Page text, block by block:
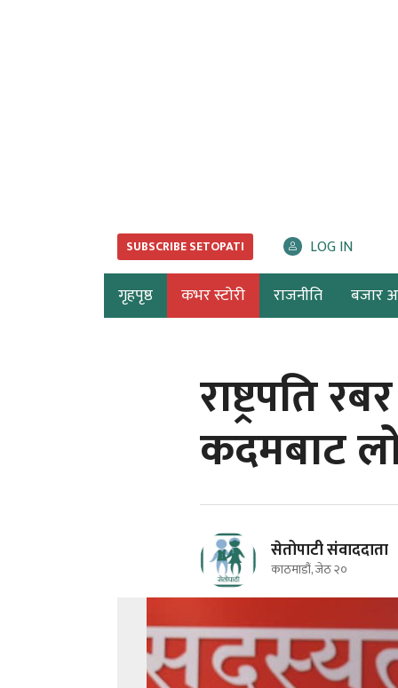
SUBSCRIBE SETOPATI LOG IN
गृहपृष्ठ कभर स्टोरी राजनीति बजार
राष्ट्रपति
कदमबाट
सेतोपाटी संवाददाता
काठमाडौं, जेठ २०